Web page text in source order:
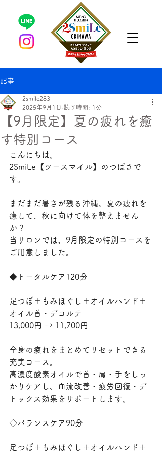
記事
【9月限定】夏の疲れを癒
す特別コース
2smile283
2025年9月1日 読了時間: 1分
こんにちは。
2SmiLe【ツースマイル】のつばさで
す。
まだまだ暑さが残る沖縄。夏の疲れを
癒して、秋に向けて体を整えません
か？
当サロンでは、9月限定の特別コースを
ご用意しました。
◆トータルケア120分
足つぼ＋もみほぐし＋オイルハンド＋
オイル首・デコルテ
13,000円 → 11,700円
全身の疲れをまとめてリセットできる
充実コース。
高濃度酸素オイルで首・肩・手をしっ
かりケアし、血流改善・疲労回復・デ
トックス効果をサポートします。
◇バランスケア90分
足つぼ＋もみほぐし＋オイルハンド＋